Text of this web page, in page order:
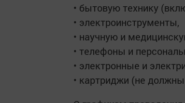
• бытовую технику
• электроинструменты,
• научную и
• телефоны и
• электронные и
• картриджи (не